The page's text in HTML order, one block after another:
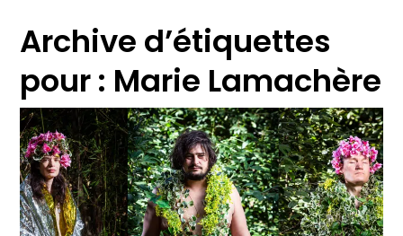
Archive d’étiquettes
pour : Marie Lamachère